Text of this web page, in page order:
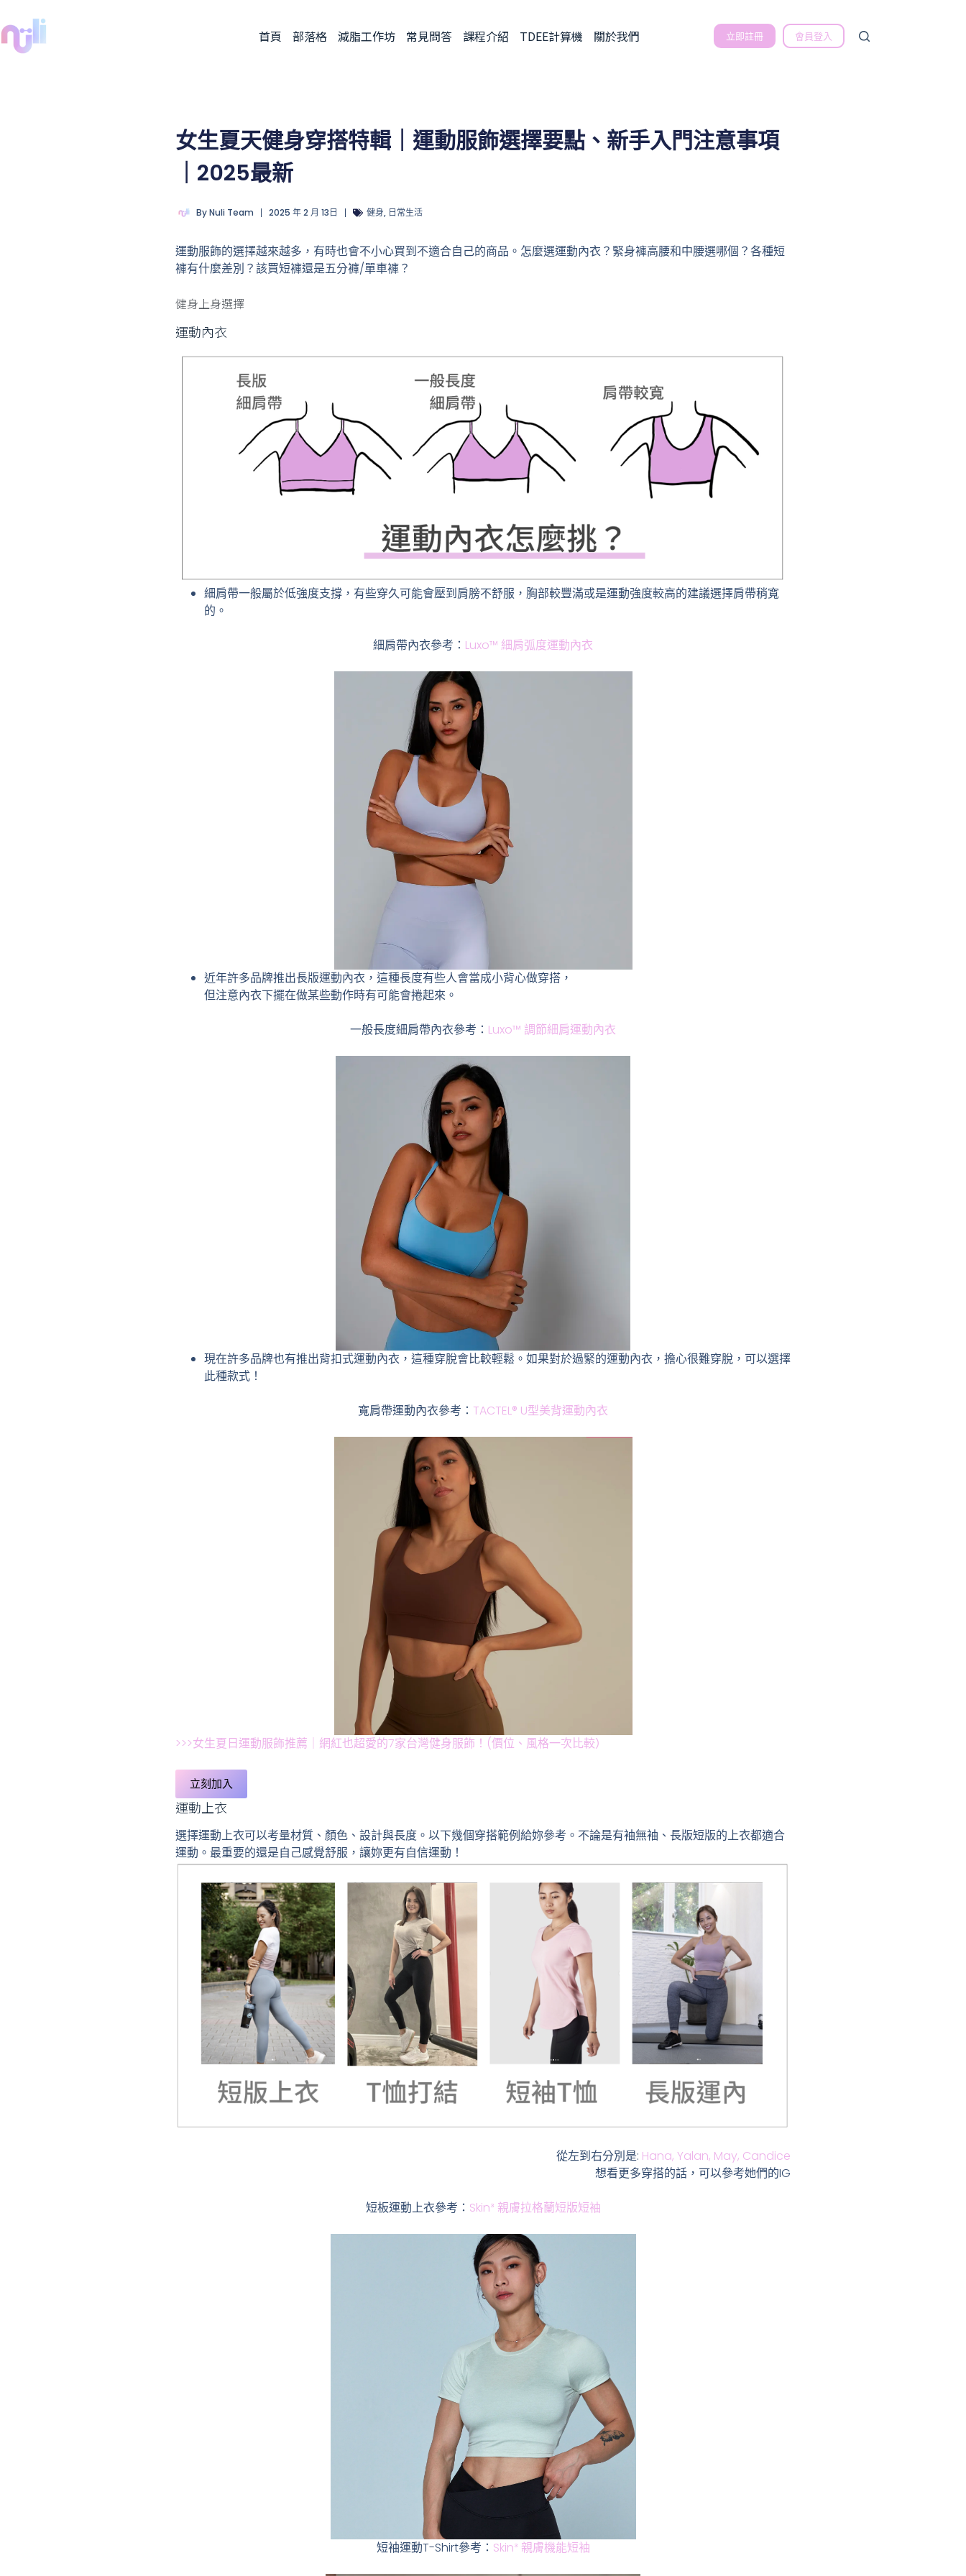
首頁 部落格 減脂工作坊 常見問答 課程介紹 TDEE計算機 關於我們 立即註冊 會員登入
女生夏天健身穿搭特輯｜運動服飾選擇要點、新手入門注意事項
｜2025最新
ByNuli Team 2025 年 2 月 13日 健身, 日常生活
運動服飾的選擇越來越多，有時也會不小心買到不適合自己的商品。怎麼選運動內衣？緊身褲高腰和中腰選哪個？各種短
褲有什麼差別？該買短褲還是五分褲/單車褲？
健身上身選擇
運動內衣
細肩帶一般屬於低強度支撐，有些穿久可能會壓到肩膀不舒服，胸部較豐滿或是運動強度較高的建議選擇肩帶稍寬
的。
細肩帶內衣參考： Luxo™ 細肩弧度運動內衣
近年許多品牌推出長版運動內衣，這種長度有些人會當成小背心做穿搭，
但注意內衣下擺在做某些動作時有可能會捲起來。
一般長度細肩帶內衣參考： Luxo™ 調節細肩運動內衣
現在許多品牌也有推出背扣式運動內衣，這種穿脫會比較輕鬆。如果對於過緊的運動內衣，擔心很難穿脫，可以選擇
此種款式！
寬肩帶運動內衣參考： TACTEL® U型美背運動內衣
>>>女生夏日運動服飾推薦｜網紅也超愛的7家台灣健身服飾！(價位、風格一次比較）
立刻加入
運動上衣
選擇運動上衣可以考量材質、顏色、設計與長度。以下幾個穿搭範例給妳參考。不論是有袖無袖、長版短版的上衣都適合
運動。最重要的還是自己感覺舒服，讓妳更有自信運動！
從左到右分別是: Hana, Yalan, May, Candice
想看更多穿搭的話，可以參考她們的IG
短板運動上衣參考： Skin³ 親膚拉格蘭短版短袖
短袖運動T-Shirt參考： Skin³ 親膚機能短袖